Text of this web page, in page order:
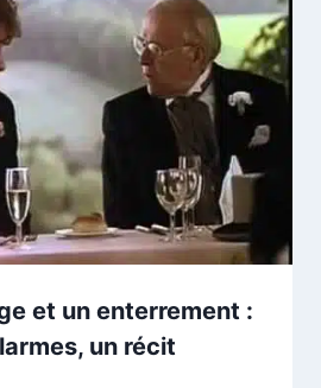
et un enterrement :
un récit